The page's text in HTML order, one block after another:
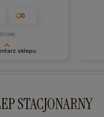
sklepu
Zawsze staramy
0
Jest
Do
STACJONARNY